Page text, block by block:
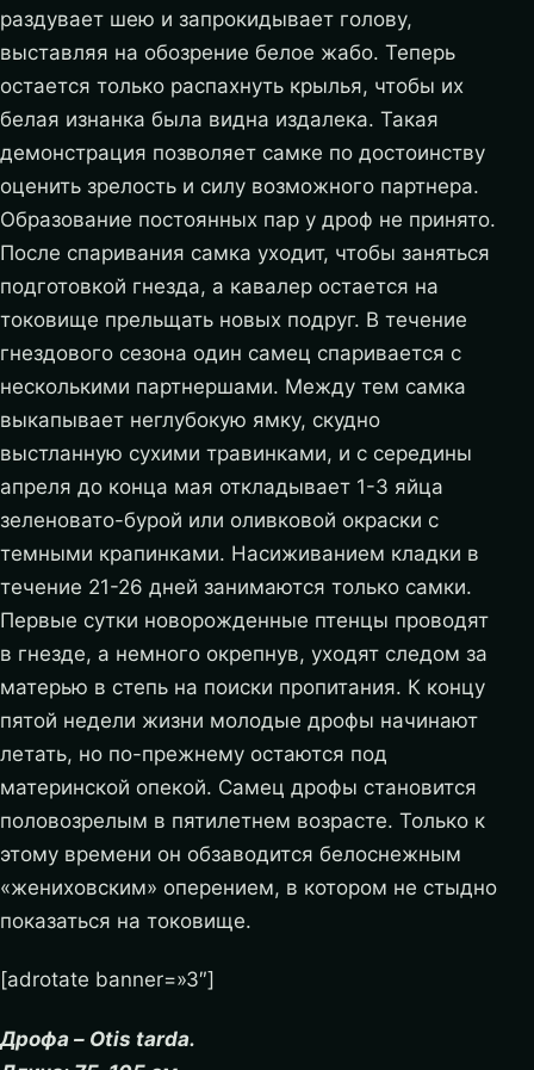
раздувает шею и запрокидывает голову,
выставляя на обозрение белое жабо. Теперь
остается только распахнуть крылья, чтобы их
белая изнанка была видна издалека. Такая
демонстрация позволяет самке по достоинству
оценить зрелость и силу возможного партнера.
Образование постоянных пар у дроф не принято.
После спаривания самка уходит, чтобы заняться
подготовкой гнезда, а кавалер остается на
токовище прельщать новых подруг. В течение
гнездового сезона один самец спаривается с
несколькими партнершами. Между тем самка
выкапывает неглубокую ямку, скудно
выстланную сухими травинками, и с середины
апреля до конца мая откладывает 1-3 яйца
зеленовато-бурой или оливковой окраски с
темными крапинками. Насиживанием кладки в
течение 21-26 дней занимаются только самки.
Первые сутки новорожденные птенцы проводят
в гнезде, а немного окрепнув, уходят следом за
матерью в степь на поиски пропитания. К концу
пятой недели жизни молодые дрофы начинают
летать, но по-прежнему остаются под
материнской опекой. Самец дрофы становится
половозрелым в пятилетнем возрасте. Только к
этому времени он обзаводится белоснежным
«жениховским» оперением, в котором не стыдно
показаться на токовище.
[adrotate banner=»3″]
Дрофа – Otis tarda.